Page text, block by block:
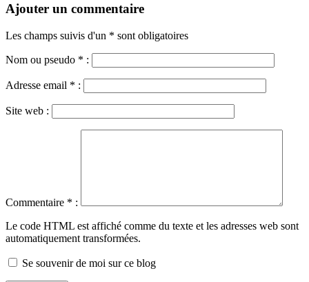
Ajouter un commentaire
Les champs suivis d'un * sont obligatoires
Nom ou pseudo * :
Adresse email * :
Site web :
Commentaire * :
Le code HTML est affiché comme du texte et les adresses web sont
automatiquement transformées.
Se souvenir de moi sur ce blog